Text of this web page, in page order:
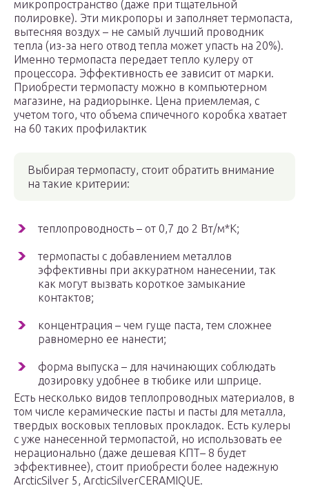
микропространство (даже при тщательной
полировке). Эти микропоры и заполняет термопаста,
вытесняя воздух – не самый лучший проводник
тепла (из-за него отвод тепла может упасть на 20%).
Именно термопаста передает тепло кулеру от
процессора. Эффективность ее зависит от марки.
Приобрести термопасту можно в компьютерном
магазине, на радиорынке. Цена приемлемая, с
учетом того, что объема спичечного коробка хватает
на 60 таких профилактик
Выбирая термопасту, стоит обратить внимание
на такие критерии:
теплопроводность – от 0,7 до 2 Вт/м*К;
термопасты с добавлением металлов
эффективны при аккуратном нанесении, так
как могут вызвать короткое замыкание
контактов;
концентрация – чем гуще паста, тем сложнее
равномерно ее нанести;
форма выпуска – для начинающих соблюдать
дозировку удобнее в тюбике или шприце.
Есть несколько видов теплопроводных материалов, в
том числе керамические пасты и пасты для металла,
твердых восковых тепловых прокладок. Есть кулеры
с уже нанесенной термопастой, но использовать ее
нерационально (даже дешевая КПТ– 8 будет
эффективнее), стоит приобрести более надежную
ArcticSilver 5, ArcticSilverCERAMIQUE.